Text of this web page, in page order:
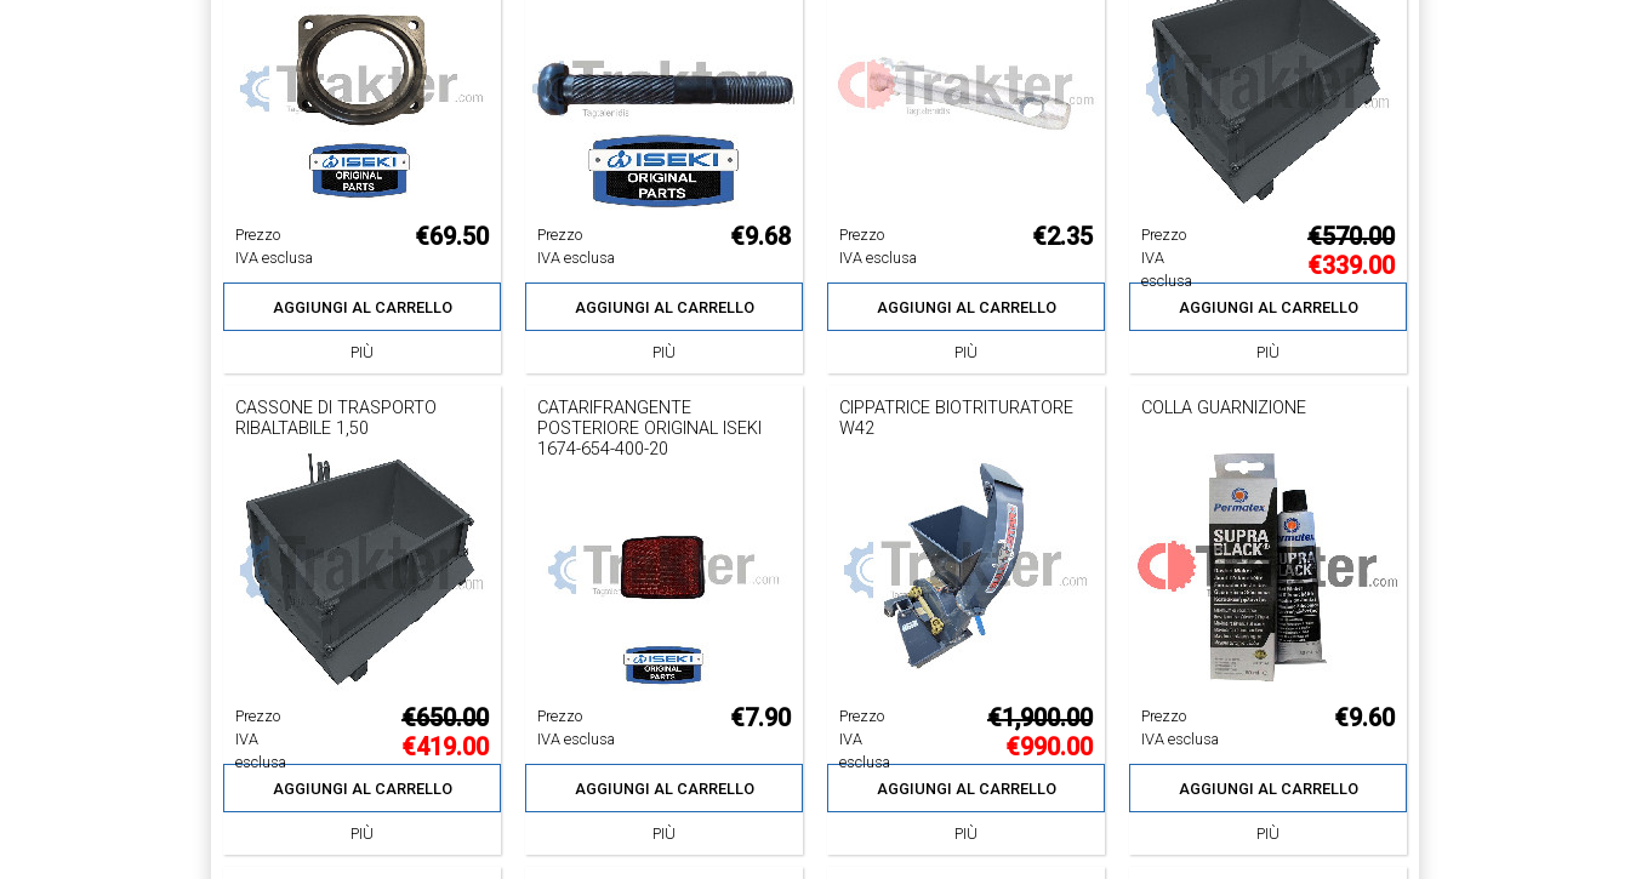
Prezzo
IVA esclusa
€69.50
AGGIUNGI AL CARRELLO
PIÙ
Prezzo
IVA esclusa
€9.68
AGGIUNGI AL CARRELLO
PIÙ
Prezzo
IVA esclusa
€2.35
AGGIUNGI AL CARRELLO
PIÙ
Prezzo
IVA
esclusa
€570.00
€339.00
AGGIUNGI AL CARRELLO
PIÙ
CASSONE DI TRASPORTO
RIBALTABILE 1,50
Prezzo
IVA
esclusa
€650.00
€419.00
AGGIUNGI AL CARRELLO
PIÙ
CATARIFRANGENTE
POSTERIORE ORIGINAL ISEKI
1674-654-400-20
Prezzo
IVA esclusa
€7.90
AGGIUNGI AL CARRELLO
PIÙ
CIPPATRICE BIOTRITURATORE
W42
Prezzo
IVA
esclusa
€1,900.00
€990.00
AGGIUNGI AL CARRELLO
PIÙ
COLLA GUARNIZIONE
Prezzo
IVA esclusa
€9.60
AGGIUNGI AL CARRELLO
PIÙ